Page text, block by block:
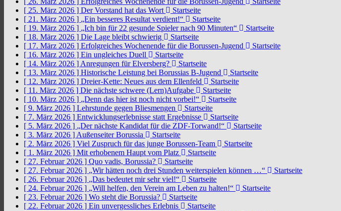
[ 25. März 2026 ] Der Vorstand hat das Wort
Startseite
[ 21. März 2026 ] „Ein besseres Resultat verdient!“
Startseite
[ 19. März 2026 ] „Ich bin für 22 gesunde Spieler nach 90 Minuten“
Startseite
[ 18. März 2026 ] Die Lage bleibt schwierig
Startseite
[ 17. März 2026 ] Erfolgreiches Wochenende für die Borussen-Jugend
Startseite
[ 16. März 2026 ] Ein ungleiches Duell
Startseite
[ 14. März 2026 ] Anregungen für Elversberg?
Startseite
[ 13. März 2026 ] Historische Leistung bei Borussias B-Jugend
Startseite
[ 12. März 2026 ] Dreier-Kette: Neues aus dem Ellenfeld
Startseite
[ 11. März 2026 ] Die nächste schwere (Lern)Aufgabe
Startseite
[ 10. März 2026 ] „Denn das hier ist noch nicht vorbei!“
Startseite
[ 9. März 2026 ] Lehrstunde gegen Bliesmengen
Startseite
[ 7. März 2026 ] Entwicklungserlebnisse statt Ergebnisse
Startseite
[ 5. März 2026 ] „Der nächste Kandidat für die ZDF-Torwand!“
Startseite
[ 3. März 2026 ] Außenseiter Borussia
Startseite
[ 2. März 2026 ] Viel Zuspruch für das junge Borussen-Team
Startseite
[ 1. März 2026 ] Mit erhobenem Haupt vom Platz
Startseite
[ 27. Februar 2026 ] Quo vadis, Borussia?
Startseite
[ 27. Februar 2026 ] „Wir hätten noch drei Stunden weiterspielen können …“
Startseite
[ 26. Februar 2026 ] „Das bedeutet mir sehr viel!“
Startseite
[ 24. Februar 2026 ] „Will helfen, den Verein am Leben zu halten!“
Startseite
[ 23. Februar 2026 ] Wo steht die Borussia?
Startseite
[ 22. Februar 2026 ] Ein unvergessliches Erlebnis
Startseite